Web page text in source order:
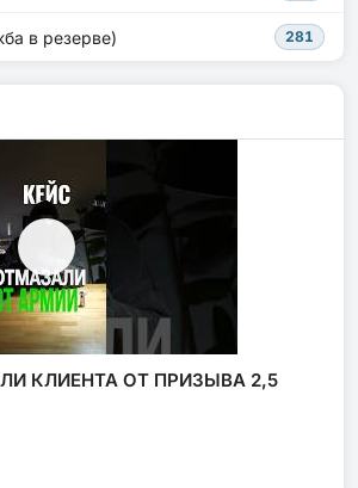
в резерве) 281
КЛИЕНТА ОТ ПРИЗЫВА 2,5